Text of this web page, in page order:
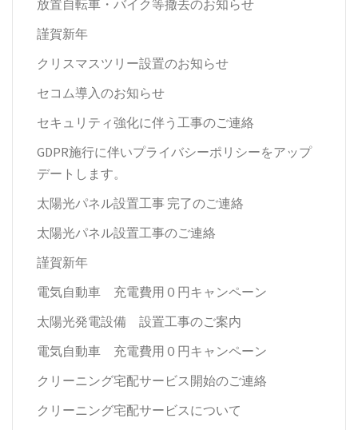
放置自転車・バイク等撤去のお知らせ
謹賀新年
クリスマスツリー設置のお知らせ
セコム導入のお知らせ
セキュリティ強化に伴う工事のご連絡
GDPR施行に伴いプライバシーポリシーをアップ
デートします。
太陽光パネル設置工事 完了のご連絡
太陽光パネル設置工事のご連絡
謹賀新年
電気自動車 充電費用０円キャンペーン
太陽光発電設備 設置工事のご案内
電気自動車 充電費用０円キャンペーン
クリーニング宅配サービス開始のご連絡
クリーニング宅配サービスについて